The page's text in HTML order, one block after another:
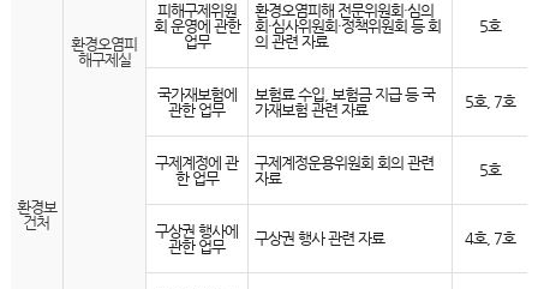
환경보
건처
환경오염피
해구제실
피해구제위원
회 운영에 관한
업무
환경오염피해 전문위원회·심의
회·심사위원회·정책위원회 등 회
의 관련 자료
5호
국가재보험에
관한 업무
보험료 수입, 보험금 지급 등 국
가재보험 관련 자료
5호, 7호
구제계정에 관
한 업무
구제계정운용위원회 회의 관련
자료
5호
구상권 행사에
관한 업무
구상권 행사 관련 자료 4호, 7호